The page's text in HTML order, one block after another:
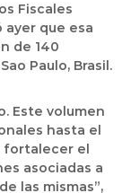
Fiscales
ayer que esa
de 140
Paulo, Brasil.
Este volumen
hasta el
fortalecer el
asociadas a
las mismas”,